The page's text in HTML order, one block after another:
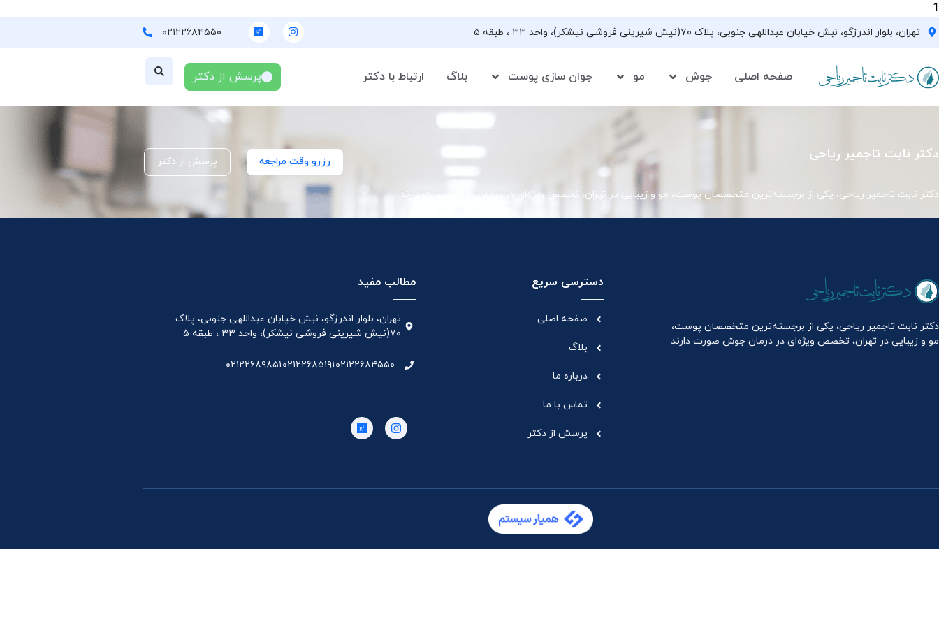
1
تهران، بلوار اندرزگو، نبش خیابان عبداللهی جنوبی، پلاک ۷۰(نیش شیرینی فروشی نیشکر)، واحد ۳۳ ، طبقه ۵ ۰۲۱۲۲۶۸۴۵۵۰
صفحه اصلی جوش مو جوان سازی پوست بلاگ ارتباط با دکتر پرسش از دکتر
دکتر نابت تاجمیر ریاحی
دکتر نابت تاجمیر ریاحی، یکی از برجسته‌ترین متخصصان پوست، مو و زیبایی در تهران، تخصص ویژه‌ای در درمان جوش صورت دارند
رزرو وقت مراجعه پرسش از دکتر
دکتر نابت تاجمیر ریاحی، یکی از برجسته‌ترین متخصصان پوست،
مو و زیبایی در تهران، تخصص ویژه‌ای در درمان جوش صورت دارند
دسترسی سریع
صفحه اصلی
بلاگ
درباره ما
تماس با ما
پرسش از دکتر
مطالب مفید
تهران، بلوار اندرزگو، نبش خیابان عبداللهی جنوبی، پلاک
۷۰(نیش شیرینی فروشی نیشکر)، واحد ۳۳ ، طبقه ۵
۰۲۱۲۲۶۸۴۵۵۰۰۲۱۲۲۶۸۵۱۹۱۰۲۱۲۲۶۸۹۸۵۱